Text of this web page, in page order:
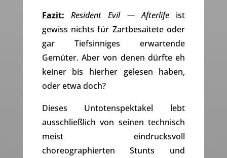
Fazit:
Resident Evil — Afterlifeist
gewiss nichts für Zartbesaitete oder
gar Tiefsinniges erwartende
Gemüter. Aber von denen dürfte eh
keiner bis hierher gelesen haben,
oder etwa doch?
Dieses Untotenspektakel lebt
ausschließlich von seinen technisch
meist eindrucksvoll
choreographierten Stunts und